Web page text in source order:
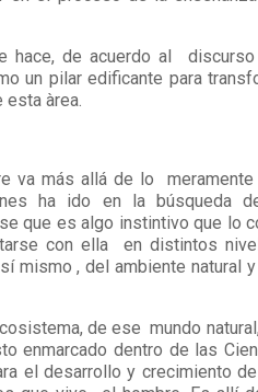
hace, de acuerdo al
un pilar edificante para
àrea.
va más allá de lo
ha ido en la búsqueda
que es algo instintivo que lo
con ella en distintos
mismo , del ambiente natural
de ese mundo
enmarcado dentro de las
el desarrollo y crecimiento